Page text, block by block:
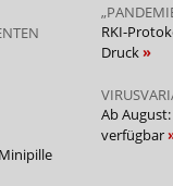
RKI-
Druck
Ab
verfügbar